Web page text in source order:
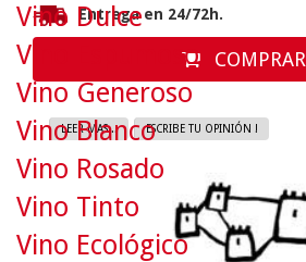
Entrega en 24/72h.
COMPRAR
LEER MAS... ESCRIBE TU OPINIÓN !
Vino Dulce
Vino Espumoso
Vino Generoso
Vino Blanco
Vino Rosado
Vino Tinto
Vino Ecológico